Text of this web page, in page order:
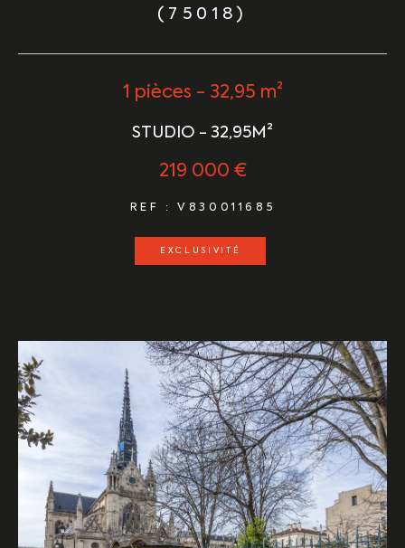
(75018)
1 pièces - 32,95 m²
STUDIO - 32,95M²
219 000 €
REF : V830011685
EXCLUSIVITÉ